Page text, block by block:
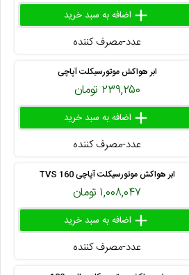
add
عدد-مصرف کننده
ابر هواکش موتورسیکلت آپاچی
۲۳۹,۲۵۰ تومان
add
عدد-مصرف کننده
ابر هواکش موتورسیکلت آپاچی 160 TVS
۱,۰۰۸,۰۴۷ تومان
add
عدد-مصرف کننده